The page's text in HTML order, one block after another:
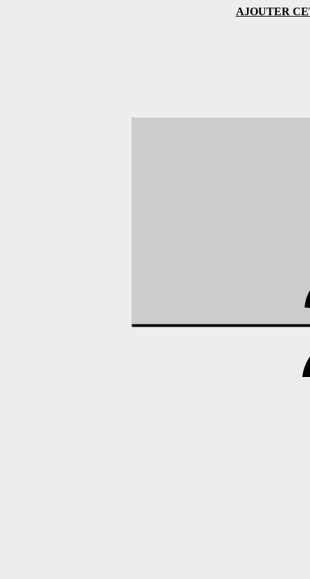
AJOUTER